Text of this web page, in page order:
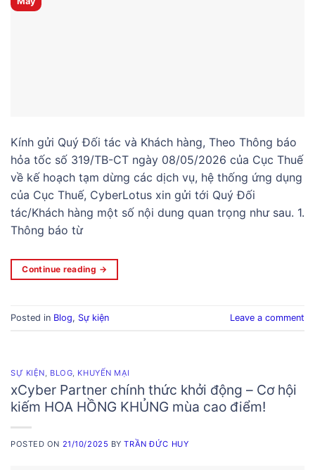
Kính gửi Quý Đối tác và Khách hàng, Theo Thông báo
hỏa tốc số 319/TB-CT ngày 08/05/2026 của Cục Thuế
về kế hoạch tạm dừng các dịch vụ, hệ thống ứng dụng
của Cục Thuế, CyberLotus xin gửi tới Quý Đối
tác/Khách hàng một số nội dung quan trọng như sau. 1.
Thông báo từ
Continue reading →
Posted in Blog, Sự kiện Leave a comment
SỰ KIỆN, BLOG, KHUYẾN MẠI
xCyber Partner chính thức khởi động – Cơ hội
kiếm HOA HỒNG KHỦNG mùa cao điểm!
POSTED ON 21/10/2025 BYTRẦN ĐỨC HUY